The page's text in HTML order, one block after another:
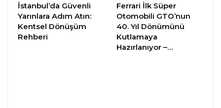
İstanbul’da Güvenli
Yarınlara Adım Atın:
Kentsel Dönüşüm
Rehberi
Ferrari İlk Süper
Otomobili GTO’nun
40. Yıl Dönümünü
Kutlamaya
Hazırlanıyor –…